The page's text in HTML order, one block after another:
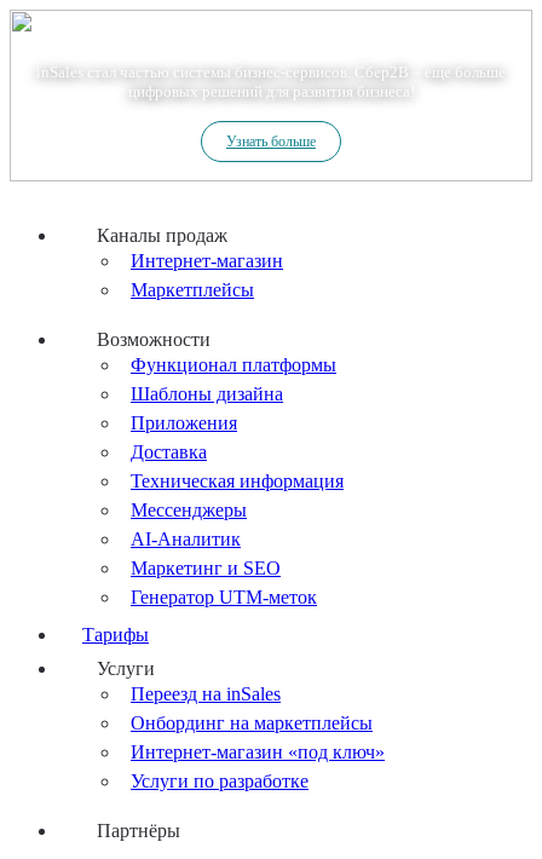
inSales стал частью системы бизнес-сервисов. Сбер2В – еще больше
цифровых решений для развития бизнеса!
Узнать больше
Каналы продаж
Интернет-магазин
Маркетплейсы
Возможности
Функционал платформы
Шаблоны дизайна
Приложения
Доставка
Техническая информация
Мессенджеры
AI-Аналитик
Маркетинг и SEO
Генератор UTM-меток
Тарифы
Услуги
Переезд на inSales
Онбординг на маркетплейсы
Интернет-магазин «под ключ»
Услуги по разработке
Партнёры